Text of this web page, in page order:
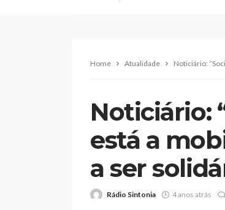
Home Atualidade Noticiário:
Noticiário:
está a
a ser
Rádio Sintonia 4 anos atrás